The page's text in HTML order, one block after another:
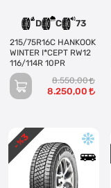
D C 73
215/75R16C HANKOOK
WINTER I*CEPT RW12
116/114R 10PR
8.550,00
8.250,00
- %
3